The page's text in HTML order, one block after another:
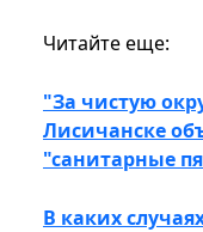
Читайте еще:
"За чистую
Лисичанске
"санитарные
В каких